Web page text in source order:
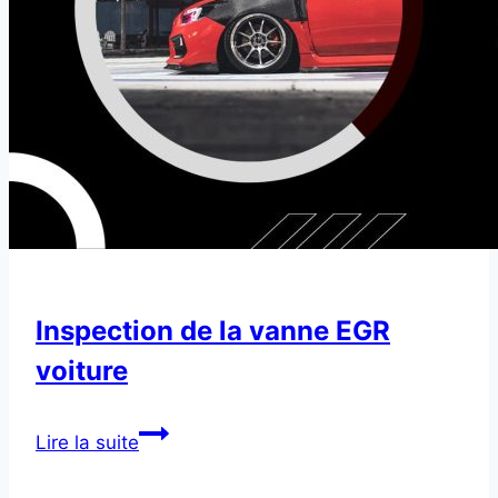
Inspection de la vanne EGR
voiture
Lire la suiteInspection